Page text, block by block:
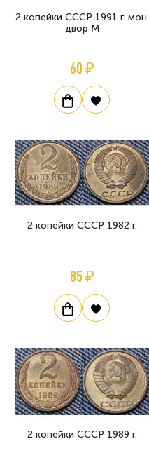
2 копейки СССР 1991 г. мон.
двор М
60 ₽
2 копейки СССР 1982 г.
85 ₽
2 копейки СССР 1989 г.